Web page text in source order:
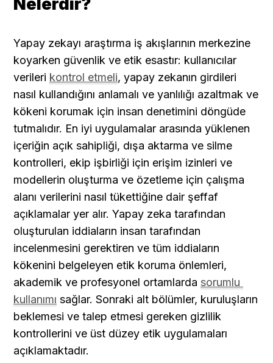
Yapay zekayı araştırma iş akışlarının merkezine
koyarken güvenlik ve etik esastır: kullanıcılar
verileri kontrol etmeli, yapay zekanın girdileri
nasıl kullandığını anlamalı ve yanlılığı azaltmak ve
kökeni korumak için insan denetimini döngüde
tutmalıdır. En iyi uygulamalar arasında yüklenen
içeriğin açık sahipliği, dışa aktarma ve silme
kontrolleri, ekip işbirliği için erişim izinleri ve
modellerin oluşturma ve özetleme için çalışma
alanı verilerini nasıl tükettiğine dair şeffaf
açıklamalar yer alır. Yapay zeka tarafından
oluşturulan iddiaların insan tarafından
incelenmesini gerektiren ve tüm iddiaların
kökenini belgeleyen etik koruma önlemleri,
akademik ve profesyonel ortamlarda sorumlu
kullanımı sağlar. Sonraki alt bölümler, kuruluşların
beklemesi ve talep etmesi gereken gizlilik
kontrollerini ve üst düzey etik uygulamaları
açıklamaktadır.